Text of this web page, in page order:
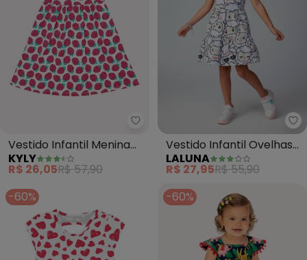
Kyly - Vestido Infantil Menina
Vestido Infantil Menina
Frutas (Branco)
KYLY
R$ 26,05R$ 57,90
Vestido Infantil Ovelhas
(Branco)
LALUNA
R$ 27,95R$ 55,90
-60%
-60%